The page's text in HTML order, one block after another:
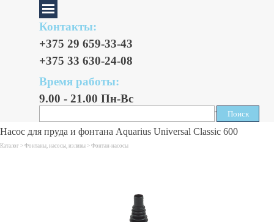
Контакты:
+375 29 659-33-43
+375 33 630-24-08
Время работы:
9.00 - 21.00 Пн-Вс
Поиск
Поиск
Насос для пруда и фонтана Aquarius Universal Classic 600
Каталог > Фонтаны, насосы, изливы > Фонтан-насосы